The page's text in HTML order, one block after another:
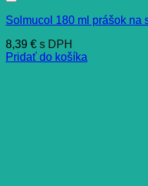
Solmucol 180 ml prášok na
8,39 € s DPH
Pridať do košíka